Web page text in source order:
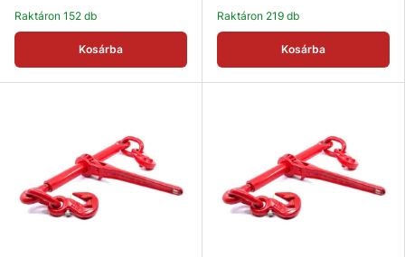
Raktáron 152 db
Kosárba
Raktáron 219 db
Kosárba